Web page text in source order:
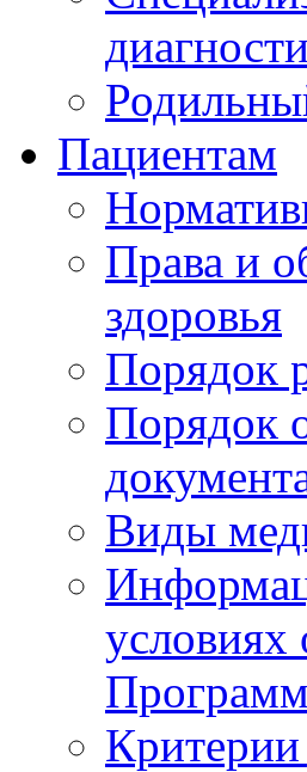
Пациентам
Права и
здоровья
Порядок
Порядок
Виды
Критерии